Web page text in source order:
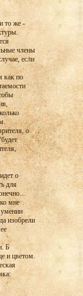
то же -
члены
если
как по
о
о
для
мне
умении
изобрели
Б
и цветом.